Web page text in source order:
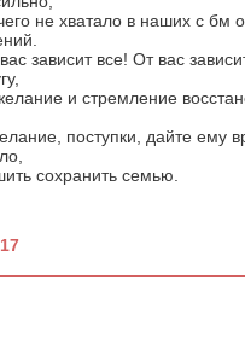
не хватало в наших с бм
зависит все! От вас
и стремление
поступки, дайте ему
сохранить семью.